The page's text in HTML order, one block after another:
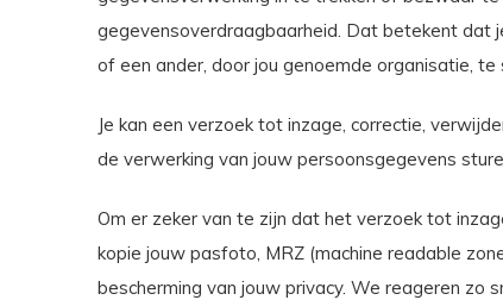
gegevensoverdraagbaarheid. Dat betekent dat
of een ander, door jou genoemde organisatie, te
Je kan een verzoek tot inzage, correctie,
de verwerking van jouw persoonsgegevens
Om er zeker van te zijn dat het verzoek tot
kopie jouw pasfoto, MRZ (machine readable
bescherming van jouw privacy. We reageren zo